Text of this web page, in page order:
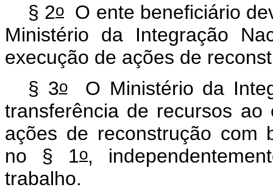
§ 2oO ente beneficiário
Ministério da Integração
execução de ações de
§ 3oO Ministério da
transferência de recursos
ações de reconstrução com
no § 1o,
trabalho.